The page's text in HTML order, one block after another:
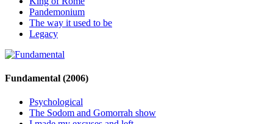
Pandemonium
The way it used to be
Legacy
Fundamental (2006)
Psychological
The Sodom and Gomorrah show